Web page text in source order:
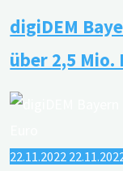
erhält
Euro"
digiDEM
über 2,5 Mio.
22.11.2022